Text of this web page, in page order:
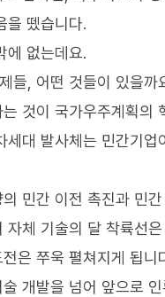
을 뗐습니다.
에 없는데요.
들, 어떤 것들이 있을까
것이 국가우주계획의
대 발사체는 민간기
민간 이전 촉진과 민
체 기술의 달 착륙선
은 쭈욱 펼쳐지게 됩니
개발을 넘어 앞으로